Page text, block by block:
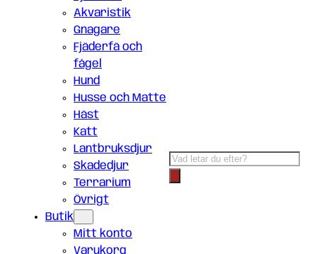
Akvaristik
Gnagare
Fjäderfä och
fågel
Hund
Husse och Matte
Häst
Katt
Lantbruksdjur
Skadedjur
Terrarium
Övrigt
Butik
Mitt konto
Varukorg
Products